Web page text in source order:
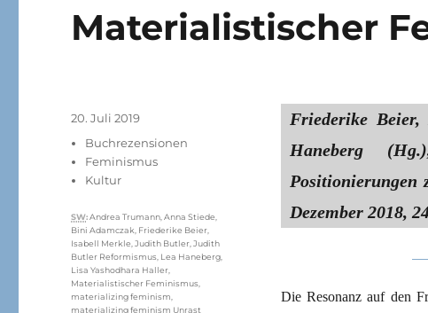
Materialistischer
Friederike
Haneberg
Positionierungen
Dezember 2018,
Die Resonanz auf den
Veröffentlicht
20. Juli 2019
Kategorien
Buchrezensionen
Feminismus
Kultur
Schlagwörter
SW:Andrea Trumann ,Anna Stiede
Bini Adamczak Friederike Beier
Isabell Merkle ,Judith Butler ,Judith
Butler Reformismus Lea Haneberg
Lisa Yashodhara Haller
Materialistischer Feminismus
materializing feminism
materializing feminism Unrast